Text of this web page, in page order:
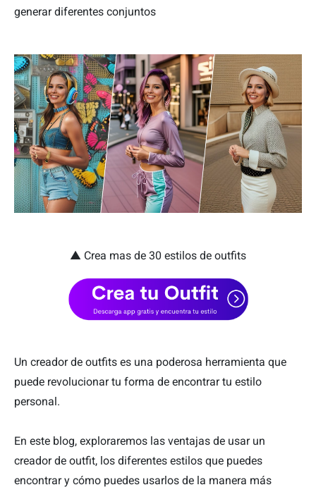
generar diferentes conjuntos
▲ Crea mas de 30 estilos de outfits
Un creador de outfits es una poderosa herramienta que
puede revolucionar tu forma de encontrar tu estilo
personal.
En este blog, exploraremos las ventajas de usar un
creador de outfit, los diferentes estilos que puedes
encontrar y cómo puedes usarlos de la manera más